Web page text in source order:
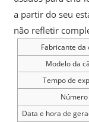
a partir do seu
não refletir
Fabricante da
Modelo da
Tempo de
Número
Data e hora de